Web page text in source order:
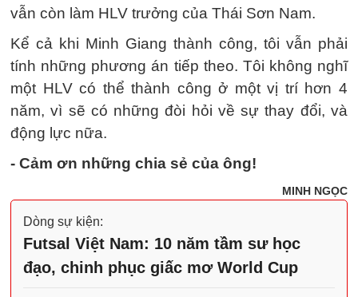
vẫn còn làm HLV trưởng của Thái Sơn Nam.
Kể cả khi Minh Giang thành công, tôi vẫn phải
tính những phương án tiếp theo. Tôi không nghĩ
một HLV có thể thành công ở một vị trí hơn 4
năm, vì sẽ có những đòi hỏi về sự thay đổi, và
động lực nữa.
- Cảm ơn những chia sẻ của ông!
MINH NGỌC
Dòng sự kiện:
Futsal Việt Nam: 10 năm tầm sư học
đạo, chinh phục giấc mơ World Cup